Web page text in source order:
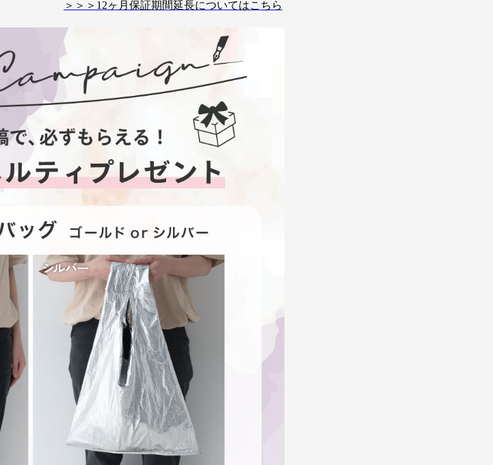
＞＞＞12ヶ月保証期間延長についてはこちら